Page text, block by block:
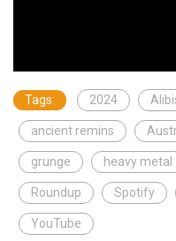
Tags: 2024
ancient remins
grunge heavy metal
Roundup Spotify
YouTube